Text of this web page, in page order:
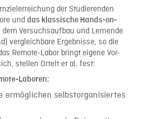
der Studierenden
und das klassische Hands-on-
dem Versuchsaufbau und Lernende
vergleichbare Ergebnisse, so die
Remote-Labor bringt eigene Vor-
stellen Ortelt et al. fest:
Laboren:
ermöglichen selbstorganisiertes